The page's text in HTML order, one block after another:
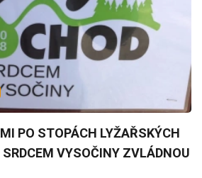
PO STOPÁCH LYŽAŘSKÝCH
SRDCEM VYSOČINY ZVLÁDNOU